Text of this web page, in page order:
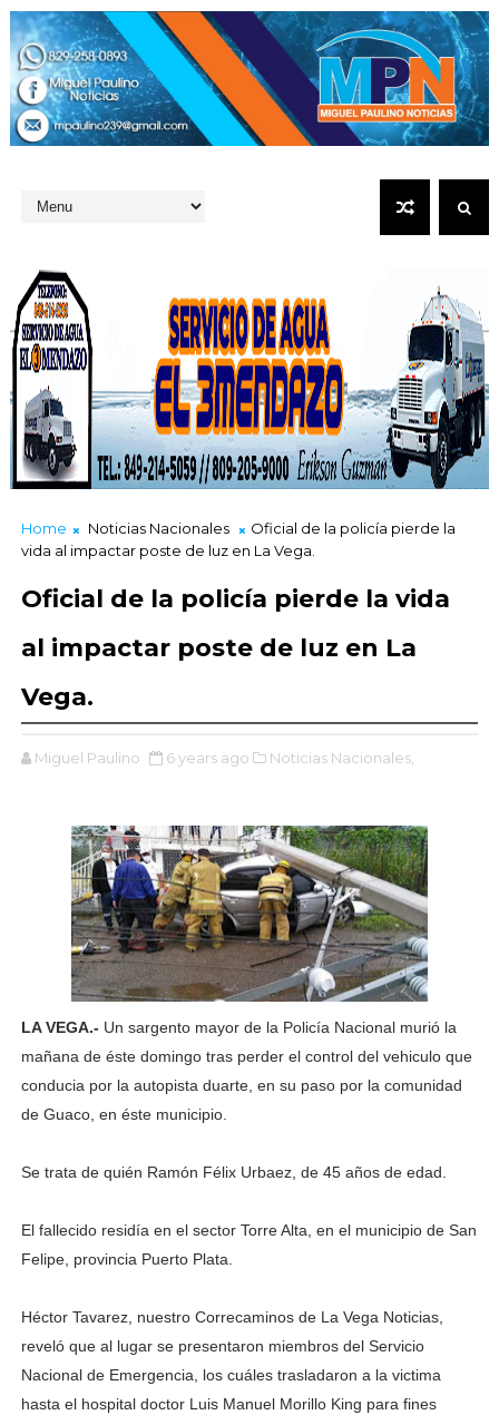
Home Noticias Nacionales
Oficial de la policía pierde la
vida al impactar poste de luz en La Vega.
Oficial de la policía pierde la vida
al impactar poste de luz en La
Vega.
Miguel Paulino 6 years ago Noticias Nacionales,
LA VEGA.- Un sargento mayor de la Policía Nacional murió la
mañana de éste domingo tras perder el control del vehiculo que
conducia por la autopista duarte, en su paso por la comunidad
de Guaco, en éste municipio.
Se trata de quién Ramón Félix Urbaez, de 45 años de edad.
El fallecido residía en el sector Torre Alta, en el municipio de San
Felipe, provincia Puerto Plata.
Héctor Tavarez, nuestro Correcaminos de La Vega Noticias,
reveló que al lugar se presentaron miembros del Servicio
Nacional de Emergencia, los cuáles trasladaron a la victima
hasta el hospital doctor Luis Manuel Morillo King para fines